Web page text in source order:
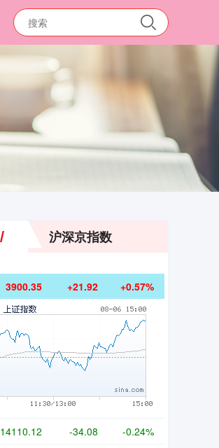
沪深京指数
3900.35 +21.92 +0.57%
14110.12 -34.08 -0.24%